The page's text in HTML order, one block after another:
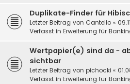
Duplikate-Finder für
Letzter Beitrag von Cantello «
Verfasst in Erweiterung für
Wertpapier(e) sind da -
sichtbar
Letzter Beitrag von pichocki «
Verfasst in Erweiterung für